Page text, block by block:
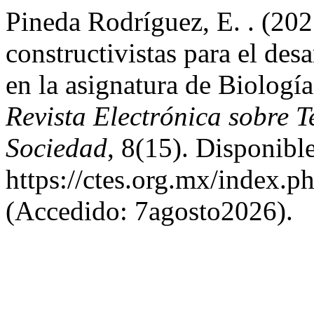
Pineda Rodríguez, E. .
constructivistas para el
en la asignatura de
Revista Electrónica sobre
Sociedad, 8(15).
https://ctes.org.mx/
(Accedido: 7agosto2026).